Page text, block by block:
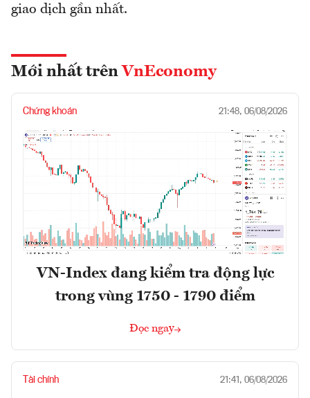
giao dịch gần nhất.
Mới nhất trên VnEconomy
Chứng khoán 21:48, 06/08/2026
VN-Index đang kiểm tra động lực
trong vùng 1750 - 1790 điểm
Đọc ngay
Tài chính 21:41, 06/08/2026